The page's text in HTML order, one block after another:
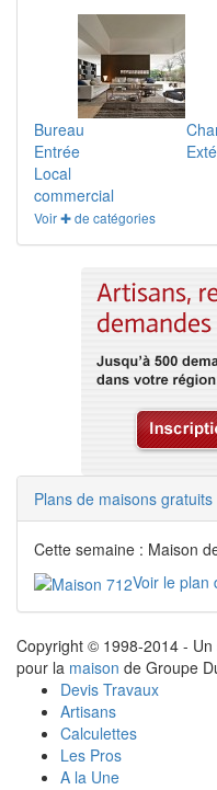
Bureau
Entrée
Local
commercial
Voir ✚ de catégories
Plans de maisons gratuits
Cette semaine : Maison
Voir le plan
Copyright © 1998-2014 - Un
pour la maison de Groupe
Devis Travaux
Artisans
Calculettes
Les Pros
A la Une